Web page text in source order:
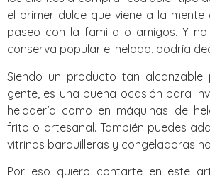
el primer dulce que viene a la
paseo con la familia o amigos. Y
conserva popular el helado, podría
Siendo un producto tan
gente, es una buena ocasión para
heladería como en máquinas de
frito o artesanal. También puedes
vitrinas barquilleras y congeladoras
Por eso quiero contarte en este